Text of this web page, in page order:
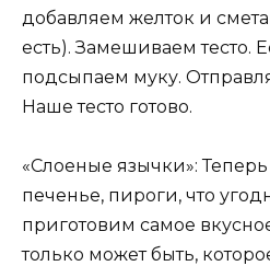
добавляем желток и
есть). Замешиваем тесто.
подсыпаем муку.
Наше тесто готово.
«Слоеные язычки»:
печенье, пироги, что
приготовим самое
только может быть,